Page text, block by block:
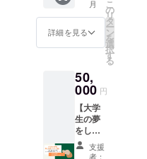
た参加
ホテル
は今後
も増え
る可能
ざいま
すの
で、そ
の都度
活動報
告でお
知らせ
しま
リター
ンをオ
プショ
誌に支
援者さ
まのお
名前を
記載(*1)
②追加
で雑誌2
冊 ③編
学生
チーム
のFolte.
を応援
してく
方向
け！ ・
旅行雑
誌
Folte.1
冊 ・デ
ジタル
版(pdf
月
詳細を見る
こ
の
リ
タ
ー
ン
を
選
択
す
る
50,
000 円
【大学
生の夢
をしっ
かり応
援プラ
支援
者：